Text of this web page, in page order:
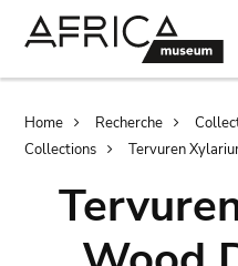
Home Recherche
Collections
Tervuren